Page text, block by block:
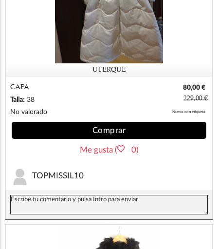
UTERQUE
CAPA
80,00 €
Talla: 38
229,00 €
No valorado
Nuevo con etiqueta
Comprar
Me gusta ( 0)
TOPMISSIL10